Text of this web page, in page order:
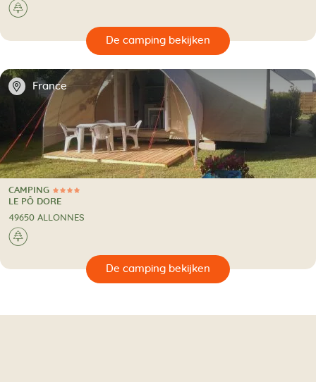
🌲
🔍
📍 France
4 Sterren
CAMPING
CAMPING
LE PÔ DORE
49650 ALLONNES
🌲
🔍